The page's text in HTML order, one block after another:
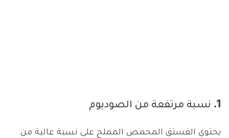
1. نسبة مرتفعة من الصوديوم
يحتوي الفستق المحمص المملح على نسبة عالية من